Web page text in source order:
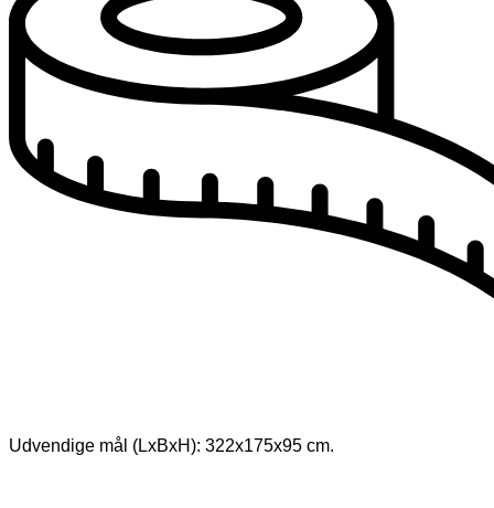
Udvendige mål (LxBxH): 322x175x95 cm.